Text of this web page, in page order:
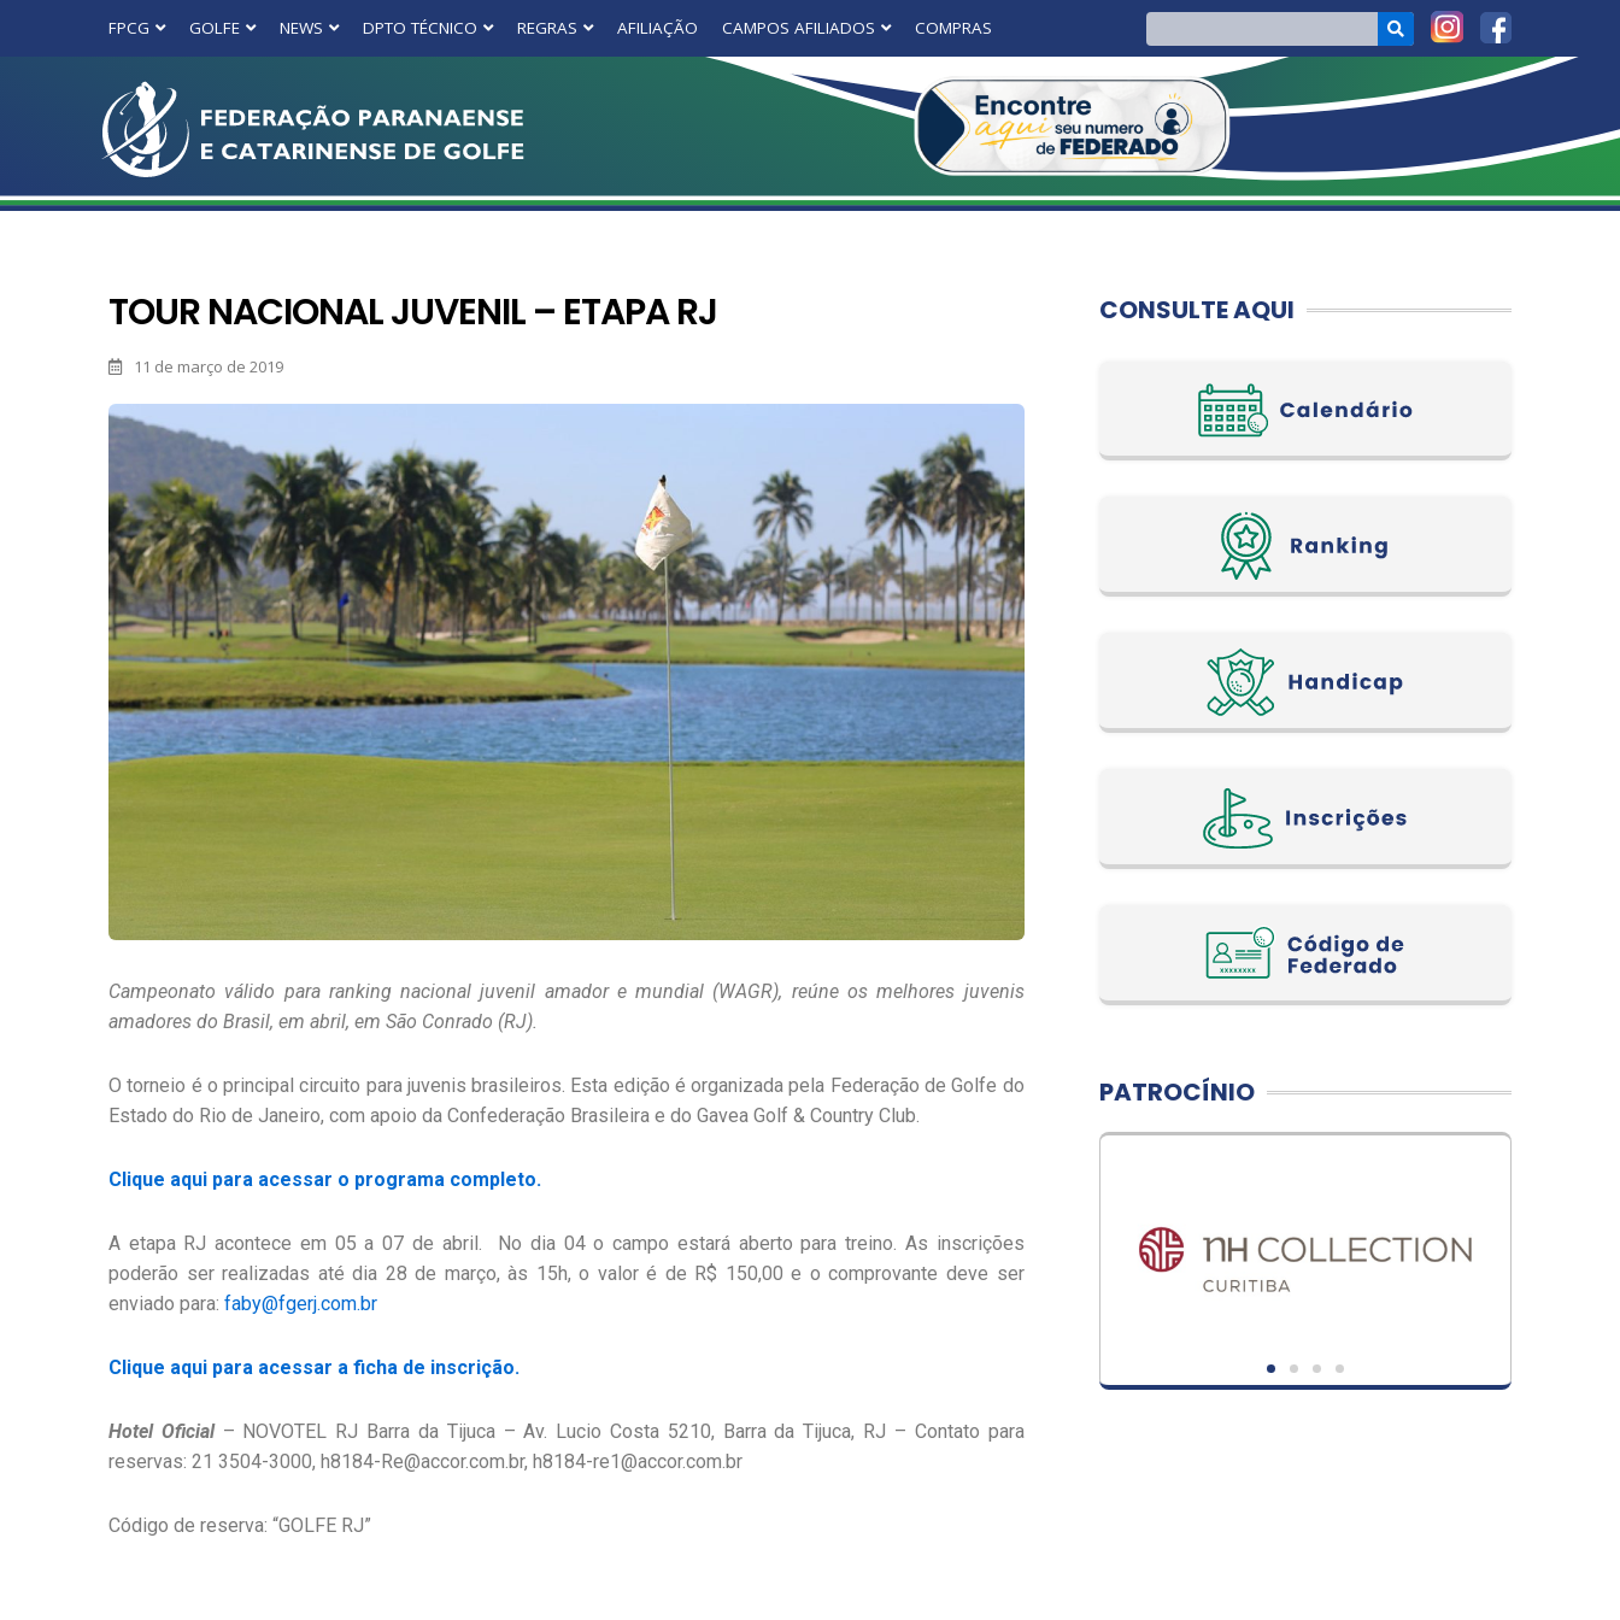
FPCG GOLFE NEWS DPTO TÉCNICO REGRAS AFILIAÇÃO CAMPOS AFILIADOS COMPRAS
TOUR NACIONAL JUVENIL – ETAPA RJ
11 de março de 2019
Campeonato válido para ranking nacional juvenil amador e mundial (WAGR), reúne os melhores juvenis
amadores do Brasil, em abril, em São Conrado (RJ).
O torneio é o principal circuito para juvenis brasileiros. Esta edição é organizada pela Federação de Golfe do
Estado do Rio de Janeiro, com apoio da Confederação Brasileira e do Gavea Golf & Country Club.
Clique aqui para acessar o programa completo.
A etapa RJ acontece em 05 a 07 de abril. No dia 04 o campo estará aberto para treino. As inscrições
poderão ser realizadas até dia 28 de março, às 15h, o valor é de R$ 150,00 e o comprovante deve ser
enviado para: faby@fgerj.com.br
Clique aqui para acessar a ficha de inscrição.
Hotel Oficial– NOVOTEL RJ Barra da Tijuca – Av. Lucio Costa 5210, Barra da Tijuca, RJ – Contato para
reservas: 21 3504-3000, h8184-Re@accor.com.br, h8184-re1@accor.com.br
Código de reserva: “GOLFE RJ”
CONSULTE AQUI
PATROCÍNIO